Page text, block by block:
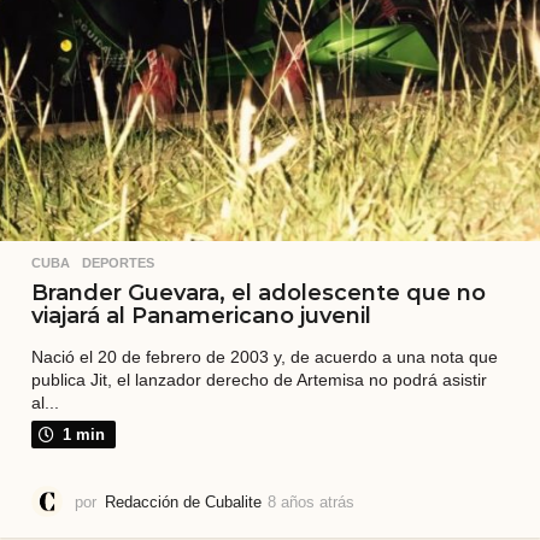
CUBA ,DEPORTES
Brander Guevara, el adolescente que no
viajará al Panamericano juvenil
Nació el 20 de febrero de 2003 y, de acuerdo a una nota que
publica Jit, el lanzador derecho de Artemisa no podrá asistir
al...
1 min
por Redacción de Cubalite 8 años atrás